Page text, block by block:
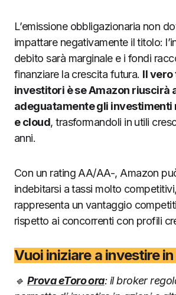
L’emissione obbligazionaria non
impattare negativamente il titolo:
debito sarà marginale e i fondi
finanziare la crescita futura. Il vero
investitori è se Amazon riuscirà
adeguatamente gli investimenti
e cloud, trasformandoli in utili
anni.
Con un rating AA/AA-, Amazon
indebitarsi a tassi molto
rappresenta un vantaggio
rispetto ai concorrenti con profili
Vuoi iniziare a investire
🔹 Prova eToro ora: il broker